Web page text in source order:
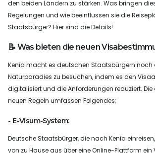
den beiden Ländern zu stärken. Was bringen
Regelungen und wie beeinflussen sie die
Staatsbürger? Hier sind die Details!
📝 Was bieten die neuen
Kenia macht es deutschen Staatsbürgern noch
Naturparadies zu besuchen, indem es den
digitalisiert und die Anforderungen reduziert.
neuen Regeln umfassen Folgendes:
- E-Visum-System:
Deutsche Staatsbürger, die nach Kenia
von zu Hause aus über eine Online-Plattform